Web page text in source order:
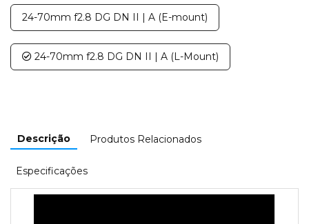
24-70mm f2.8 DG DN II | A (E-mount)
24-70mm f2.8 DG DN II | A (L-Mount)
Descrição Produtos Relacionados
Especificações